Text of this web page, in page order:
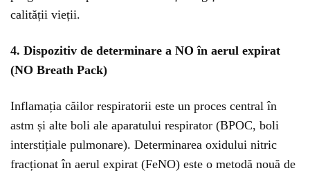
calității vieții.
4. Dispozitiv de determinare a NO în aerul expirat
(NO Breath Pack)
Inflamația căilor respiratorii este un proces central în
astm și alte boli ale aparatului respirator (BPOC, boli
interstițiale pulmonare). Determinarea oxidului nitric
fracționat în aerul expirat (FeNO) este o metodă nouă de